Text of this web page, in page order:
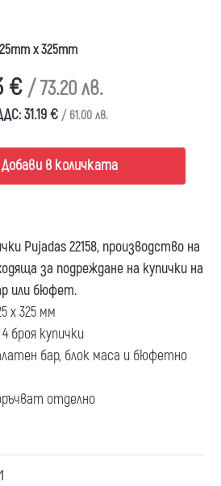
€ / 73.20 лв.
31.19 € / 61.00 лв.
x 325mm
Добави в количката
Pujadas 22158, производство на
за подреждане на купички на
или бюфет.
х 325 мм
броя купички
бар, блок маса и бюфетно
отделно